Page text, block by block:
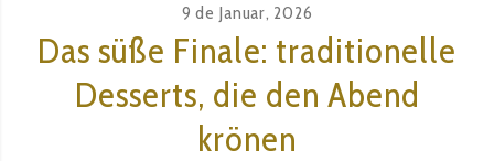
9 de Januar, 2026
Das süße Finale: traditionelle
Desserts, die den Abend
krönen